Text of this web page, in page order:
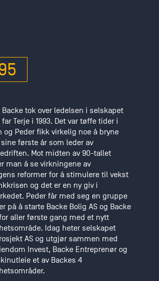
i
tre
tas
Ing.
M.
i
fra et
Backe tok over ledelsen i selskapet
Terje i 1993. Det var tøffe tider i
og Peder fikk virkelig noe å bryne
første år som leder av
Mot midten av 90-tallet
man å se virkningene av
reformer for å stimulere til vekst
og det er en ny giv i
Peder får med seg en gruppe
på å starte Backe Bolig AS og Backe
aller første gang med et nytt
Idag heter selskapet
AS og utgjør sammen med
Invest, Backe Entreprenør og
et av Backes 4